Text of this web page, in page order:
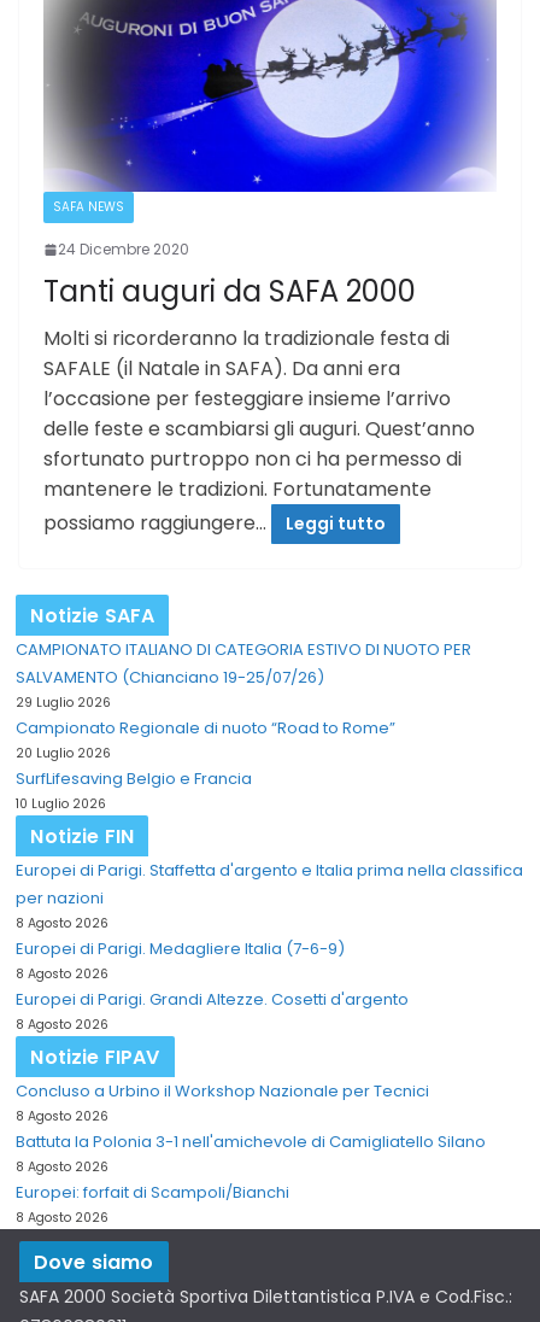
SAFA NEWS
24 Dicembre 2020
Tanti auguri da SAFA 2000
Molti si ricorderanno la tradizionale festa di
SAFALE (il Natale in SAFA). Da anni era
l’occasione per festeggiare insieme l’arrivo
delle feste e scambiarsi gli auguri. Quest’anno
sfortunato purtroppo non ci ha permesso di
mantenere le tradizioni. Fortunatamente
possiamo raggiungere…
Leggi tutto
Notizie SAFA
CAMPIONATO ITALIANO DI CATEGORIA ESTIVO DI NUOTO PER
SALVAMENTO (Chianciano 19-25/07/26)
29 Luglio 2026
Campionato Regionale di nuoto “Road to Rome”
20 Luglio 2026
SurfLifesaving Belgio e Francia
10 Luglio 2026
Notizie FIN
Europei di Parigi. Staffetta d'argento e Italia prima nella classifica
per nazioni
8 Agosto 2026
Europei di Parigi. Medagliere Italia (7-6-9)
8 Agosto 2026
Europei di Parigi. Grandi Altezze. Cosetti d'argento
8 Agosto 2026
Notizie FIPAV
Concluso a Urbino il Workshop Nazionale per Tecnici
8 Agosto 2026
Battuta la Polonia 3-1 nell'amichevole di Camigliatello Silano
8 Agosto 2026
Europei: forfait di Scampoli/Bianchi
8 Agosto 2026
Dove siamo
SAFA 2000 Società Sportiva Dilettantistica P.IVA e Cod.Fisc.: